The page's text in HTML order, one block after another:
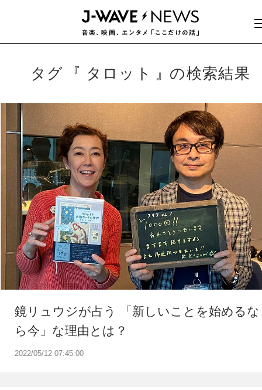
タグ タロット の検索結果
2022/05/12 07:45:00
鏡リュウジが占う 「新しいことを始めるな
ら今」な理由とは？